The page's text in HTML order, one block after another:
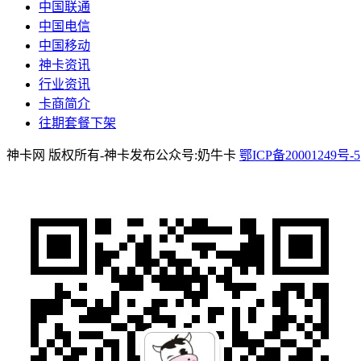
中国联通
中国电信
中国移动
神卡资讯
行业资讯
卡商简介
往期套餐下架
神卡网 版权所有-神卡发布公众号:奶牛卡 鄂ICP备20001249号-5